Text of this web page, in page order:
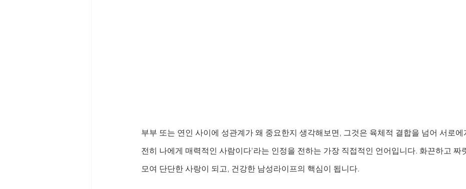
부부 또는 연인 사이에 성관계가 왜 중요한지 생각해보면, 그것은 육체적 결합을 넘어 서로에
전히 나에게 매력적인 사람이다'라는 인정을 전하는 가장 직접적인 언어입니다. 화끈하고 짜
모여 단단한 사랑이 되고, 건강한 남성라이프의 핵심이 됩니다.